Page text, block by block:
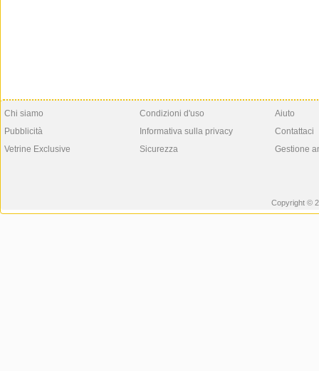
Chi siamo
Pubblicità
Vetrine Exclusive
Condizioni d'uso
Informativa sulla privacy
Sicurezza
Aiuto
Contattaci
Gestione
Copyright ©